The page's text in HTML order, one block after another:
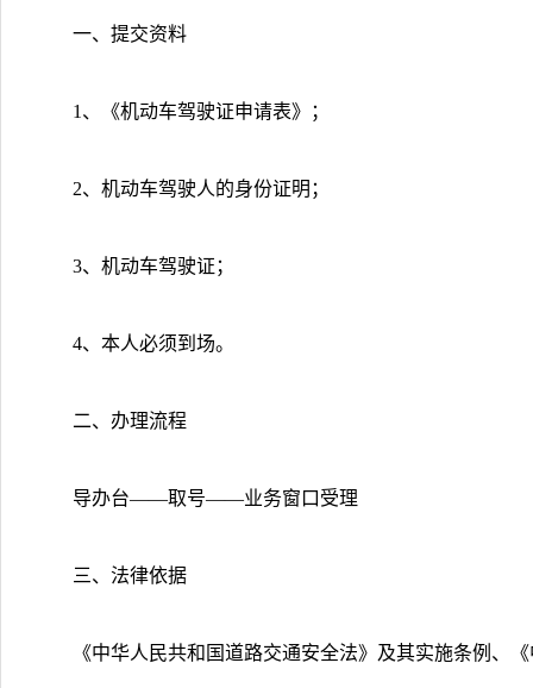
一、提交资料
1、《机动车驾驶证申请表》；
2、机动车驾驶人的身份证明；
3、机动车驾驶证；
4、本人必须到场。
二、办理流程
导办台――取号――业务窗口受理
三、法律依据
《中华人民共和国道路交通安全法》及其实施条例、